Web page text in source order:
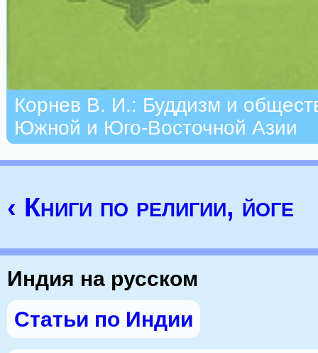
Корнев В. И.: Буддизм и
Южной и Юго-Восточной Азии
‹ Книги по религии, йоге
Индия на русском
Статьи по Индии